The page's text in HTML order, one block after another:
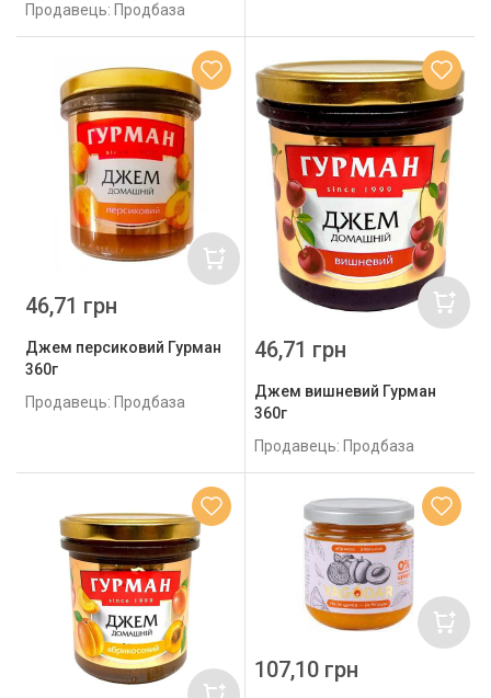
Продавець: Продбаза
Джем персиковий Гурман
360г
Продавець: Продбаза
46,71 грн
Джем вишневий Гурман
360г
Продавець: Продбаза
46,71 грн
107,10 грн